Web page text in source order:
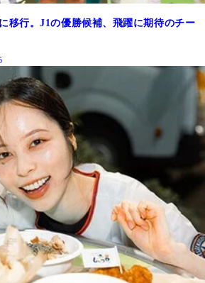
移行。J1の優勝候補、飛躍に期待のチー